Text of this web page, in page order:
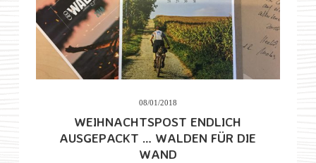
08/01/2018
WEIHNACHTSPOST ENDLICH
AUSGEPACKT … WALDEN FÜR DIE
WAND